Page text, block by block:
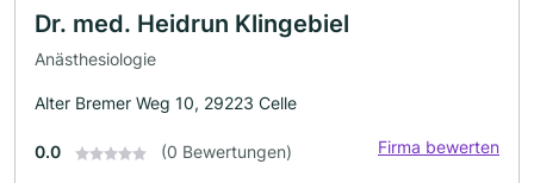
Dr. med. Heidrun Klingebiel
Anästhesiologie
Alter Bremer Weg 10, 29223 Celle
0.0 (0 Bewertungen) Firma bewerten